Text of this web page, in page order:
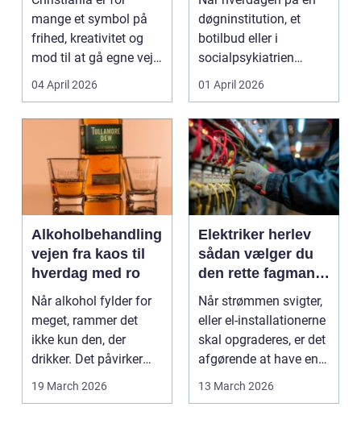
mange et symbol på
frihed, kreativitet og
mod til at gå egne veje.
Den samme ånd ...
04 April 2026
døgninstitution, et
botilbud eller i
socialpsykiatrien
pludselig ændrer sig,
kan...
01 April 2026
Alkoholbehandling
vejen fra kaos til
hverdag med ro
Når alkohol fylder for
meget, rammer det
ikke kun den, der
drikker. Det påvirker
også familie, arbej...
19 March 2026
Elektriker herlev
sådan vælger du
den rette fagmand
til dine el-opgaver
Når strømmen svigter,
eller el-installationerne
skal opgraderes, er det
afgørende at have en
pålidel...
13 March 2026